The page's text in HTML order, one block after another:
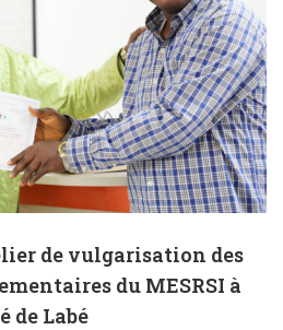
de vulgarisation des
du MESRSI à
de Labé